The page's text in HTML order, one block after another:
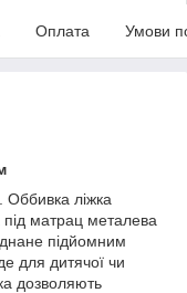
Оплата Умови
Оббивка ліжка
матрац металева
підйомним
для дитячої чи
дозволяють